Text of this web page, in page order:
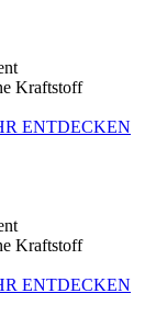
Kraftstoff
ENTDECKEN
Kraftstoff
ENTDECKEN